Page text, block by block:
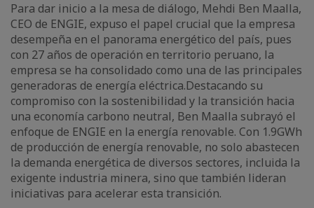
Para dar inicio a la mesa de diálogo, Mehdi Ben Maalla,
CEO de ENGIE, expuso el papel crucial que la empresa
desempeña en el panorama energético del país, pues
con 27 años de operación en territorio peruano, la
empresa se ha consolidado como una de las principales
generadoras de energía eléctrica.Destacando su
compromiso con la sostenibilidad y la transición hacia
una economía carbono neutral, Ben Maalla subrayó el
enfoque de ENGIE en la energía renovable. Con 1.9GWh
de producción de energía renovable, no solo abastecen
la demanda energética de diversos sectores, incluida la
exigente industria minera, sino que también lideran
iniciativas para acelerar esta transición.